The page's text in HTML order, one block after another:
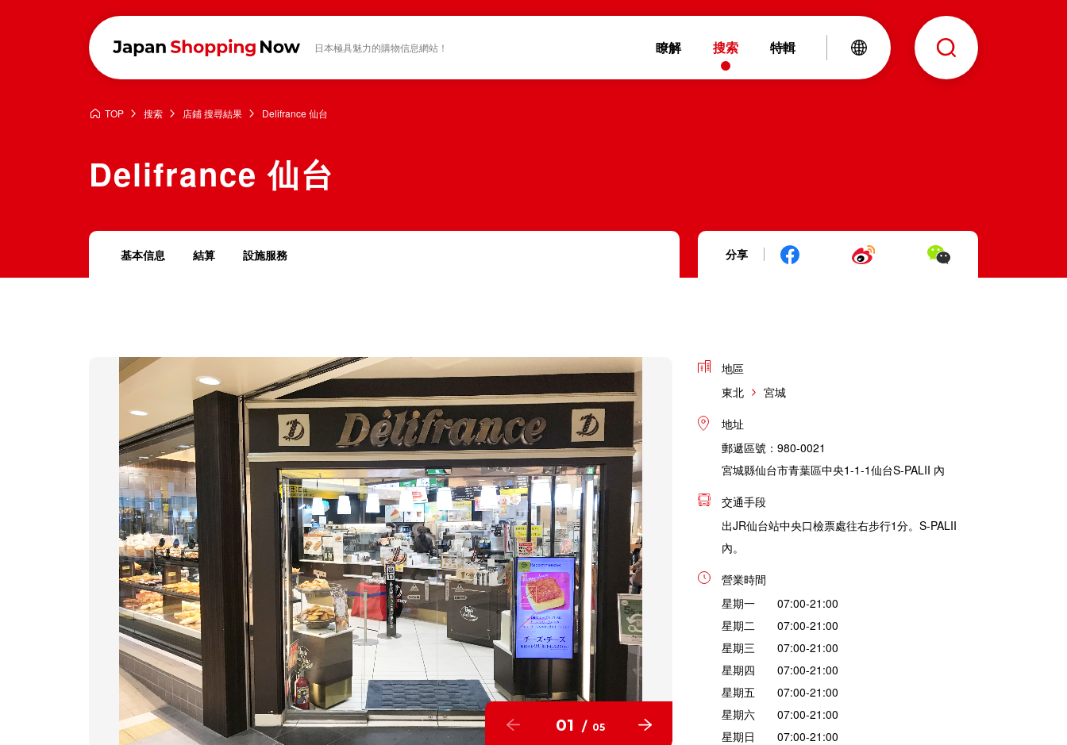
日本極具魅力的購物信息網站！ 瞭解 搜索 特輯
TOP 搜索 店鋪 搜尋結果 Delifrance 仙台
Delifrance 仙台
基本信息 結算 設施服務
01 / 05
分享
地區
東北
宮城
地址
郵遞區號：980-0021
宮城縣仙台市青葉區中央1-1-1仙台S-PALII 內
交通手段
出JR仙台站中央口檢票處往右步行1分。S-PALII
內。
營業時間
星期一 07:00-21:00
星期二 07:00-21:00
星期三 07:00-21:00
星期四 07:00-21:00
星期五 07:00-21:00
星期六 07:00-21:00
星期日 07:00-21:00